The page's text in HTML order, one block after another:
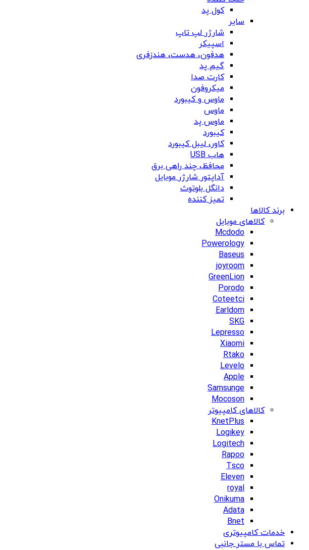
کول پد
سایر
شارژر لپ تاپ
اسپیکر
هدفون، هدست، هندزفری
گیم پد
کارت صدا
میکروفون
ماوس و کیبورد
ماوس
ماوس پد
کیبورد
کاور، لیبل کیبورد
هاب USB
محافظ، چند راهی برق
آداپتور شارژر موبایل
دانگل بلوتوث
تمیز کننده
برند کالاها
کالاهای موبایل
Mcdodo
Powerology
Baseus
joyroom
GreenLion
Porodo
Coteetci
Earldom
SKG
Lepresso
Xiaomi
Rtako
Levelo
Apple
Samsunge
Mocoson
کالاهای کامپیوتر
KnetPlus
Logikey
Logitech
Rapoo
Tsco
Eleven
royal
Onikuma
Adata
Bnet
خدمات کامپیوتری
تماس با مستر جانبی